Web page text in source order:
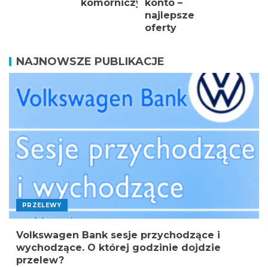
komorniczymkonto –
najlepsze
oferty
NAJNOWSZE PUBLIKACJE
PRZELEWY
Volkswagen Bank sesje przychodzące i
wychodzące. O której godzinie dojdzie
przelew?